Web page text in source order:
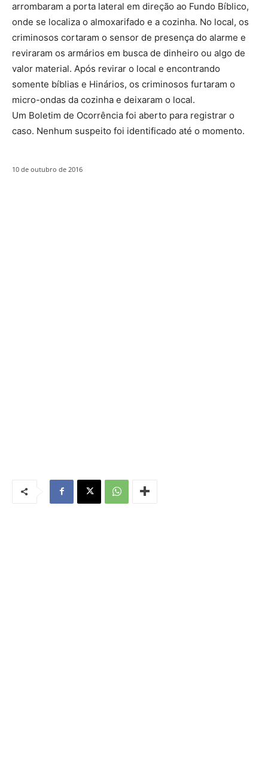
arrombaram a porta lateral em direção ao Fundo Bíblico,
onde se localiza o almoxarifado e a cozinha. No local, os
criminosos cortaram o sensor de presença do alarme e
reviraram os armários em busca de dinheiro ou algo de
valor material. Após revirar o local e encontrando
somente bíblias e Hinários, os criminosos furtaram o
micro-ondas da cozinha e deixaram o local.
Um Boletim de Ocorrência foi aberto para registrar o
caso. Nenhum suspeito foi identificado até o momento.
10 de outubro de 2016